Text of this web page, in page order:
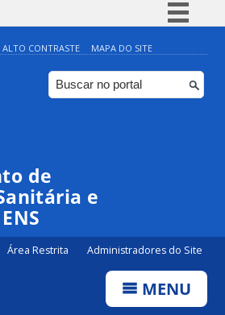
Simplifique!
Comunica BR
Participe
ALTO CONTRASTE MAPA DO SITE
de
e
Área Restrita Administradores do Site
MENU